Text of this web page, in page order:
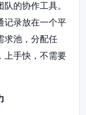
的协作工具。
记录放在一个平
求池，分配任
上手快，不需要